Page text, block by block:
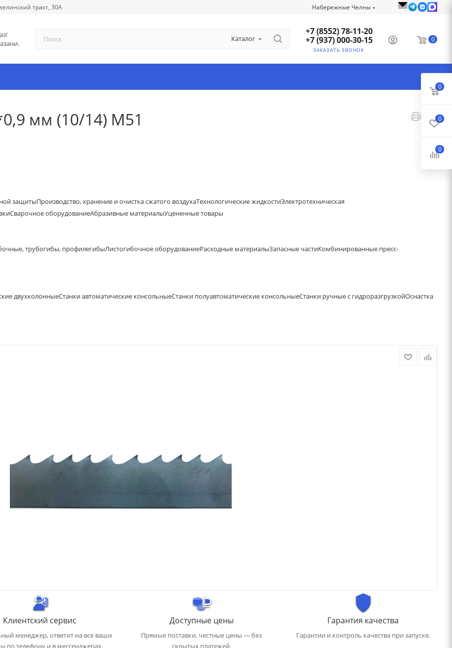
тракт, 30А Набережные Челны
Каталог
+7 (8552) 78-11-20
+7 (937) 000-30-15
ЗАКАЗАТЬ ЗВОНОК
0
мм (10/14) М51
защитыПроизводство, хранение и очистка сжатого воздухаТехнологические жидкостиЭлектротехническая
Сварочное оборудованиеАбразивные материалыУцененные товары
трубогибы, профилегибыЛистогибочное оборудованиеРасходные материалыЗапасные частиКомбинированные пресс-
двухколонныеСтанки автоматические консольныеСтанки полуавтоматические консольныеСтанки ручные с гидроразгрузкойОснастка
Клиентский сервис
менеджер, ответит на все ваши
по телефону и в мессенджерах
Доступные цены
Прямые поставки, честные цены — без
скрытых платежей.
Гарантия качества
Гарантии и контроль качества при запуске.
0
0
0